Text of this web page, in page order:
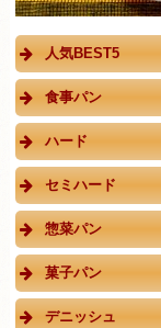
人気BEST5
食事パン
ハード
セミハード
惣菜パン
菓子パン
デニッシュ